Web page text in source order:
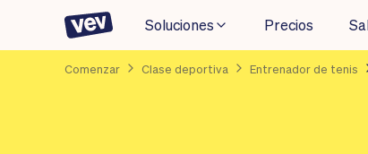
Soluciones Precios
Comenzar Clase deportiva Entrenador de tenis